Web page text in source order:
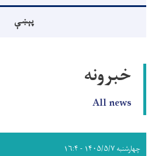
پېښې
خبرونه
All news
چهارشنبه ۱۴۰۵/۵/۷ - ۱۶:۴